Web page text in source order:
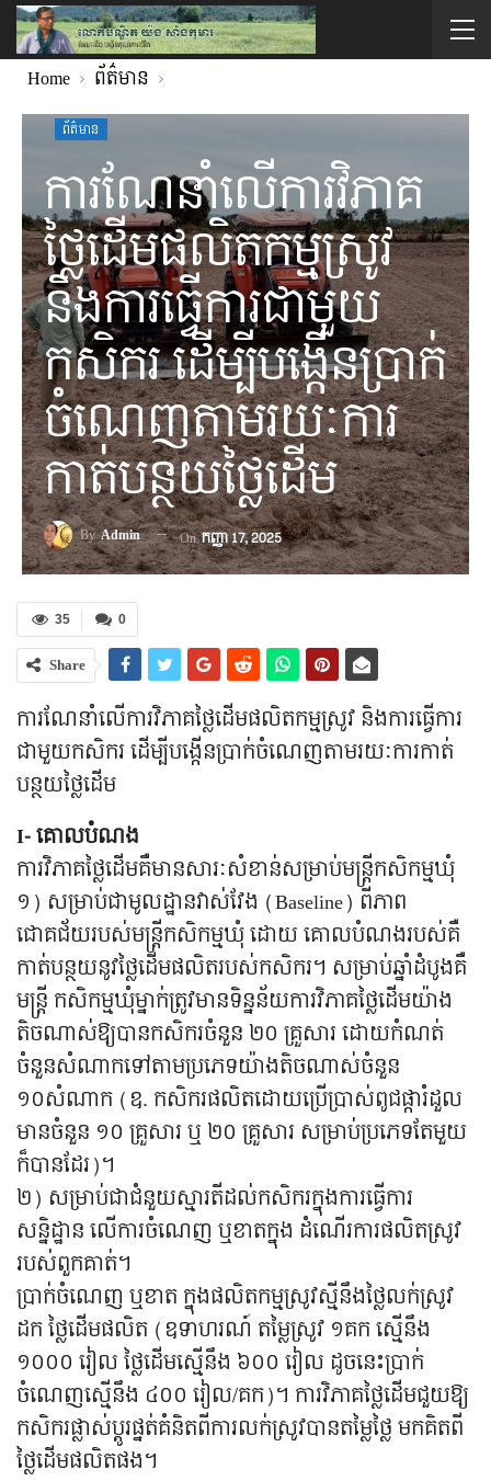
Home ព័ត៌មាន
ព័ត៌មាន
ការណែនាំលើការវិភាគ
ថ្លៃដើមផលិតកម្មស្រូវ
និងការធ្វើការជាមួយ
កសិករ ដើម្បីបង្កើនប្រាក់
ចំណេញតាមរយៈការ
កាត់បន្ថយថ្លៃដើម
ByAdmin Onកញ្ញា 17, 2025
0
35
Share
ការណែនាំលើការវិភាគថ្លៃដើមផលិតកម្មស្រូវ និងការធ្វើការ
ជាមួយកសិករ ដើម្បីបង្កើនប្រាក់ចំណេញតាមរយៈការកាត់
បន្ថយថ្លៃដើម
I- គោលបំណង
ការវិភាគថ្លៃដើមគឺមានសារៈសំខាន់សម្រាប់មន្ត្រីកសិកម្មឃុំ
១) សម្រាប់ជាមូលដ្ឋានវាស់វែង (Baseline) ពីភាព
ជោគជ័យរបស់មន្ត្រីកសិកម្មឃុំ ដោយ គោលបំណងរបស់គឺ
កាត់បន្ថយនូវថ្លៃដើមផលិតរបស់កសិករ។ សម្រាប់ឆ្នាំដំបូងគឺ
មន្ត្រី កសិកម្មឃុំម្នាក់ត្រូវមានទិន្នន័យការវិភាគថ្លៃដើមយ៉ាង
តិចណាស់ឱ្យបានកសិករចំនួន ២០ គ្រួសារ ដោយកំណត់
ចំនួនសំណាកទៅតាមប្រភេទយ៉ាងតិចណាស់ចំនួន
១០សំណាក (ឧ. កសិករផលិតដោយប្រើប្រាស់ពូជផ្ការំដួល
មានចំនួន ១០ គ្រួសារ ឬ ២០ គ្រួសារ សម្រាប់ប្រភេទតែមួយ
ក៏បានដែរ)។
២) សម្រាប់ជាជំនួយស្មារតីដល់កសិករក្នុងការធ្វើការ
សន្និដ្ឋាន លើការចំណេញ ឬខាតក្នុង ដំណើរការផលិតស្រូវ
របស់ពួកគាត់។
ប្រាក់ចំណេញ ឬខាត ក្នុងផលិតកម្មស្រូវស្មីនឹងថ្លៃលក់ស្រូវ
ដក ថ្លៃដើមផលិត (ឧទាហរណ៍ តម្លៃស្រូវ ១គក ស្មើនឹង
១០០០ រៀល ថ្លៃដើមស្មើនឹង ៦០០ រៀល ដូចនេះប្រាក់
ចំណេញស្មើនឹង ៤០០ រៀល/គក)។ ការវិភាគថ្លៃដើមជួយឱ្យ
កសិករផ្លាស់ប្តូរផ្នត់គំនិតពីការលក់ស្រូវបានតម្លៃថ្លៃ មកគិតពី
ថ្លៃដើមផលិតផង។